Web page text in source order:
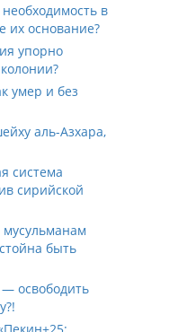
в
их основание?
упорно
умер и без
аль-Азхара,
система
сирийской
мусульманам
быть
— освободить